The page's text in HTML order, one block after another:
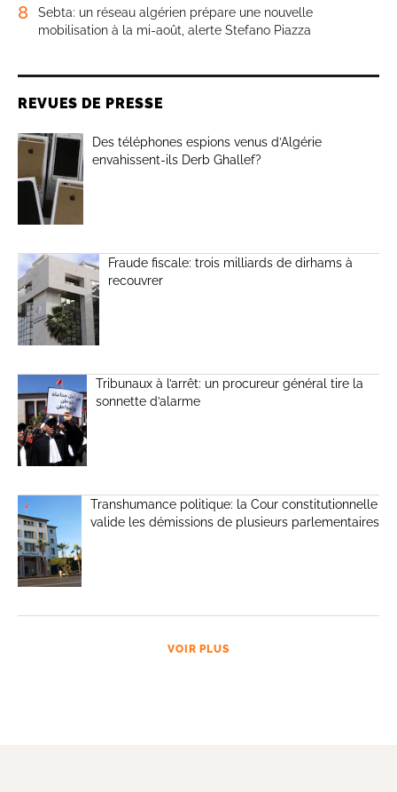
8
Sebta: un réseau algérien prépare une nouvelle
mobilisation à la mi-août, alerte Stefano Piazza
REVUES DE PRESSE
Des téléphones espions venus d’Algérie
envahissent-ils Derb Ghallef?
Fraude fiscale: trois milliards de dirhams à
recouvrer
Tribunaux à l’arrêt: un procureur général tire la
sonnette d’alarme
Transhumance politique: la Cour constitutionnelle
valide les démissions de plusieurs parlementaires
VOIR PLUS